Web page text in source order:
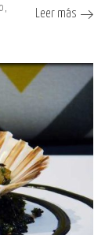
Leer más